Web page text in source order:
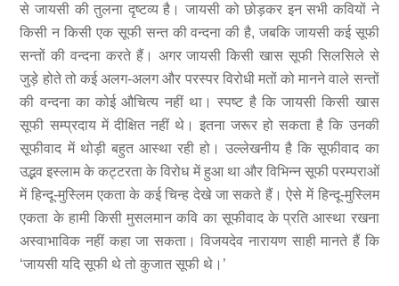
से जायसी की तुलना दृष्टव्य है। जायसी को छोड़कर इन सभी कवियों ने
किसी न किसी एक सूफी सन्त की वन्दना की है, जबकि जायसी कई सूफी
सन्तों की वन्दना करते हैं। अगर जायसी किसी खास सूफी सिलसिले से
जुड़े होते तो कई अलग-अलग और परस्पर विरोधी मतों को मानने वाले सन्तों
की वन्दना का कोई औचित्य नहीं था। स्पष्ट है कि जायसी किसी खास
सूफी सम्प्रदाय में दीक्षित नहीं थे। इतना जरूर हो सकता है कि उनकी
सूफीवाद में थोड़ी बहुत आस्था रही हो। उल्लेखनीय है कि सूफीवाद का
उद्भव इस्लाम के कट्टरता के विरोध में हुआ था और विभिन्न सूफी परम्पराओं
में हिन्दू-मुस्लिम एकता के कई चिन्ह देखे जा सकते हैं। ऐसे में हिन्दू-मुस्लिम
एकता के हामी किसी मुसलमान कवि का सूफीवाद के प्रति आस्था रखना
अस्वाभाविक नहीं कहा जा सकता। विजयदेव नारायण साही मानते हैं कि
‘जायसी यदि सूफी थे तो कुजात सूफी थे।’